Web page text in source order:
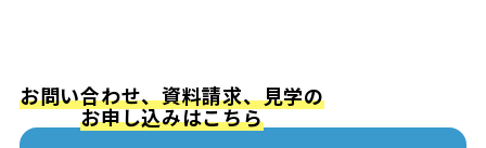
お問い合わせ、資料請求、見学の
お申し込みはこちら